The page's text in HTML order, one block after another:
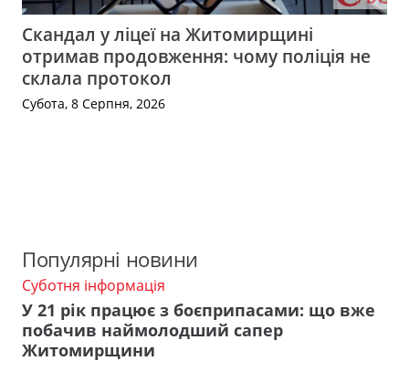
Скандал у ліцеї на Житомирщині
отримав продовження: чому поліція не
склала протокол
Субота, 8 Серпня, 2026
Популярні новини
Суботня інформація
У 21 рік працює з боєприпасами: що вже
побачив наймолодший сапер
Житомирщини